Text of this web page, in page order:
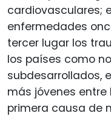
cardiovasculares;
enfermedades
tercer lugar los
los países como
subdesarrollados,
más jóvenes entre
primera causa de